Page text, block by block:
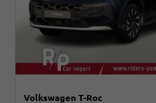
Volkswagen T-Roc